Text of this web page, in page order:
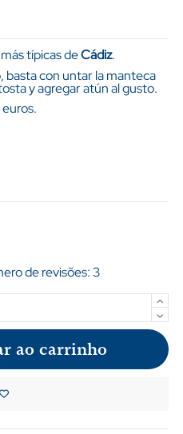
típicas deCádiz.
basta con untar la manteca
y agregar atún al gusto.
.
de revisões:3
ao carrinho